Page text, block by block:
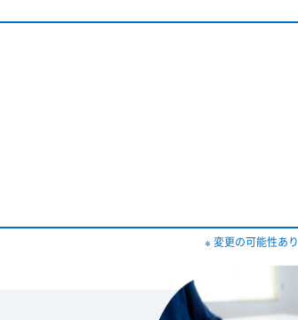
※ 変更の可能性あり